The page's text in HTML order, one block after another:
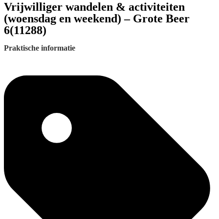
Vrijwilliger wandelen & activiteiten
(woensdag en weekend) – Grote Beer
6(11288)
Praktische informatie